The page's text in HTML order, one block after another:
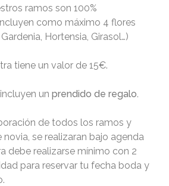
ramos son 100%
como máximo 4 flores
Hortensia, Girasol…)
tiene un valor de 15€.
un prendido de regalo.
de todos los ramos y
se realizaran bajo agenda
debe realizarse mínimo con 2
para reservar tu fecha boda y